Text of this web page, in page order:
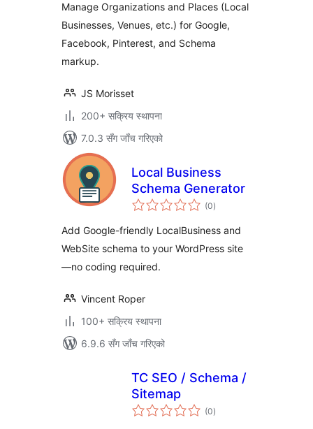
Manage Organizations and Places (Local
Businesses, Venues, etc.) for Google,
Facebook, Pinterest, and Schema
markup.
JS Morisset
200+ सक्रिय स्थापना
7.0.3 सँग जाँच गरिएको
Local Business
Schema Generator
(0कुल
रेटिङ्गहरू
)
Add Google-friendly LocalBusiness and
WebSite schema to your WordPress site
—no coding required.
Vincent Roper
100+ सक्रिय स्थापना
6.9.6 सँग जाँच गरिएको
TC SEO / Schema /
Sitemap
(0कुल
रेटिङ्गहरू
)